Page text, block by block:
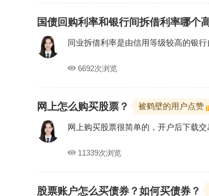
国债回购利率和银行间拆借利率哪个
同业拆借利率是由信用等级较高的银
6692次浏览
网上怎么购买股票？ 被鹤壁的用户点赞
网上购买股票很简单的，开户后下载
11339次浏览
股票账户怎么买债券？如何买债券？